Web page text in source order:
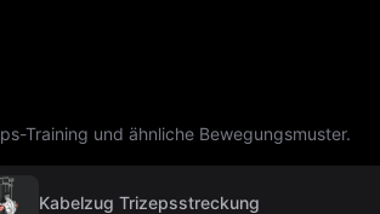
Training und ähnliche Bewegungsmuster.
Kabelzug Trizepsstreckung